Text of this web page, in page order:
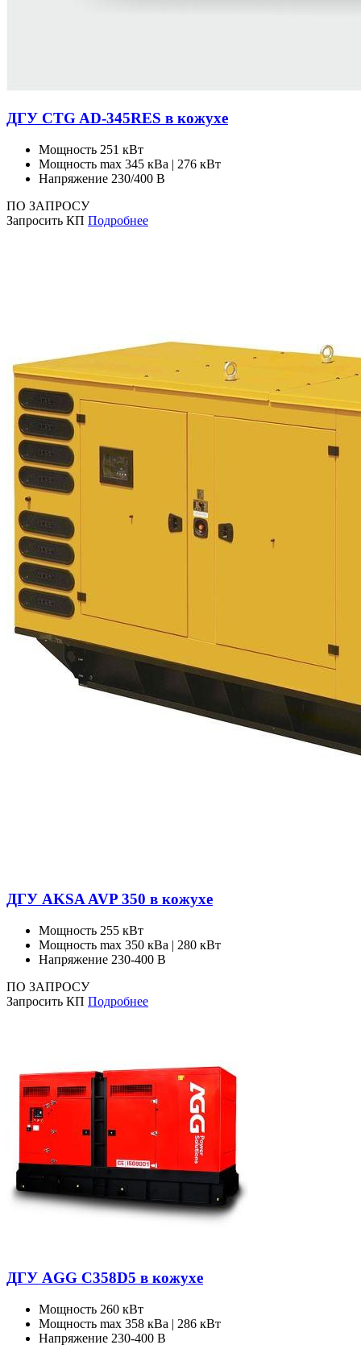
ДГУ CTG AD-345RES в кожухе
Мощность 251 кВт
Мощность max 345 кВа | 276 кВт
Напряжение 230/400 В
ПО ЗАПРОСУ
Запросить КП Подробнее
ДГУ AKSA AVP 350 в кожухе
Мощность 255 кВт
Мощность max 350 кВа | 280 кВт
Напряжение 230-400 В
ПО ЗАПРОСУ
Запросить КП Подробнее
ДГУ AGG C358D5 в кожухе
Мощность 260 кВт
Мощность max 358 кВа | 286 кВт
Напряжение 230-400 В